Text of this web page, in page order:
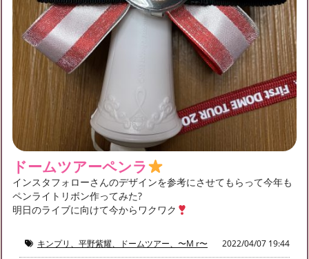
ドームツアーペンラ
インスタフォローさんのデザインを参考にさせてもらって今年も
ペンライトリボン作ってみた?
明日のライブに向けて今からワクワク
キンプリ、平野紫耀、ドームツアー、〜M r〜 2022/04/07 19:44